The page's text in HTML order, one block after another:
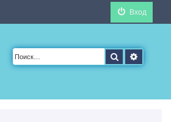
Вход
Поиск